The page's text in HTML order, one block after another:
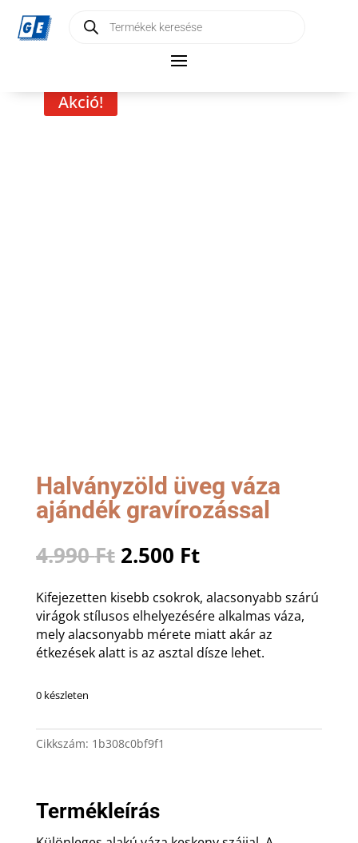
search
Akció!
Halványzöld üveg váza
ajándék gravírozással
4.990Ft Original
price
was:
4.990 Ft.
2.500 FtCurrent
price
is:
2.500 Ft.
Kifejezetten kisebb csokrok, alacsonyabb szárú
virágok stílusos elhelyezésére alkalmas váza,
mely alacsonyabb mérete miatt akár az
étkezések alatt is az asztal dísze lehet.
0 készleten
Cikkszám: 1b308c0bf9f1
Termékleírás